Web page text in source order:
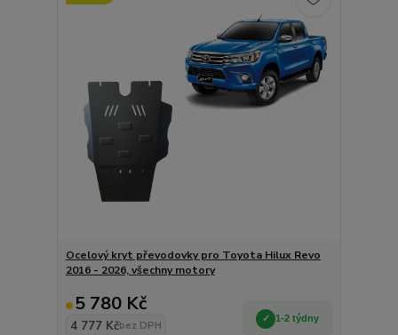
Ocelový kryt převodovky pro Toyota Hilux Revo
2016 - 2026, všechny motory
5 780 Kč
4 777 Kčbez DPH
1-2 týdny